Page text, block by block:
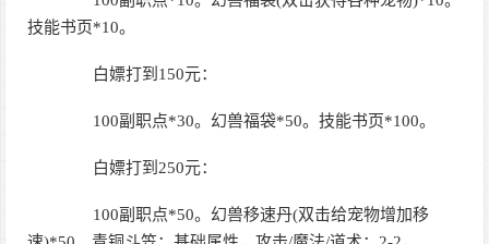
技能书页*10。
白嫖打到150元：
100副职点*30。幻兽福袋*50。技能书页*100。
白嫖打到250元：
100副职点*50。幻兽移速丹(双击给宠物增加移